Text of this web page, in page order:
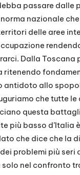
passare dalle
nazionale
delle aree
Dalla Toscana
antidoto allo
che tutte le
questa
più basso d’Italia
che dice che la
problemi più seri
solo nel confronto